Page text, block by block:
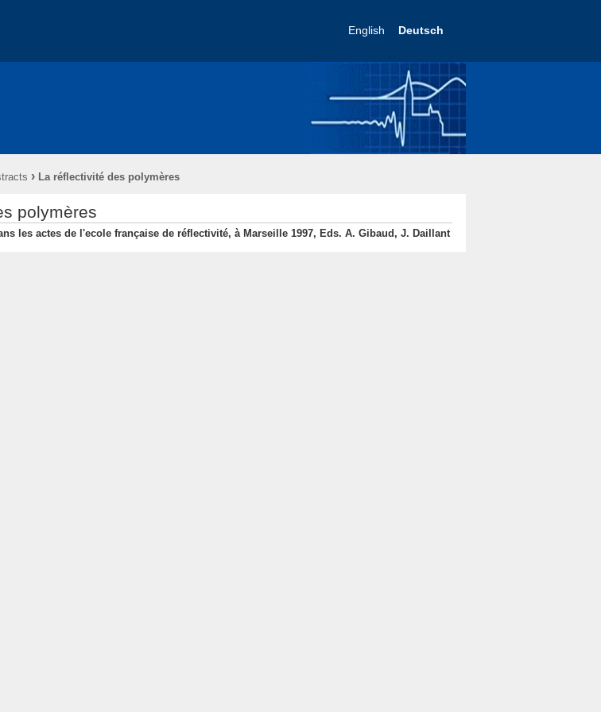
English Deutsch
› La réflectivité des polymères
polymères
les actes de l'ecole française de réflectivité, à Marseille 1997, Eds. A. Gibaud, J. Daillant